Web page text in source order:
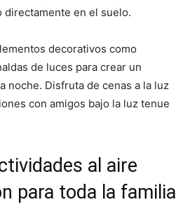
directamente en el suelo.
decorativos como
de luces para crear un
noche. Disfruta de cenas a la luz
con amigos bajo la luz tenue
al aire
para toda la familia